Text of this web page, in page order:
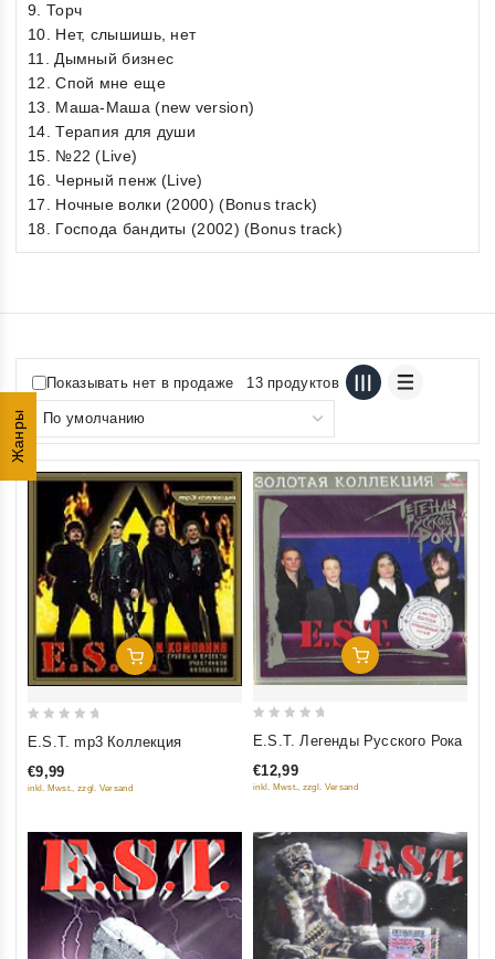
Жанры
9. Торч
10. Нет, слышишь, нет
11. Дымный бизнес
12. Спой мне еще
13. Маша-Маша (new version)
14. Терапия для души
15. №22 (Live)
16. Черный пенж (Live)
17. Ночные волки (2000) (Bonus track)
18. Господа бандиты (2002) (Bonus track)
Показывать нет в продаже 13 продуктов
Добавить В Корзину
of
E.S.T. mp3 Коллекция
€9,99
inkl. Mwst., zzgl. Versand
Добавить В Корзину
of
E.S.T. Легенды Русского Рока
€12,99
inkl. Mwst., zzgl. Versand